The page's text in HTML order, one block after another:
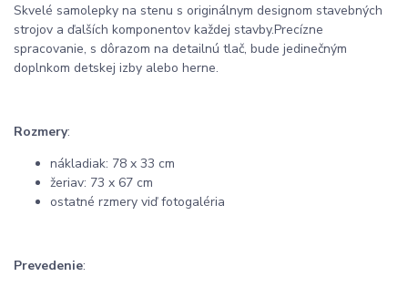
Skvelé samolepky na stenu s originálnym designom stavebných
strojov a ďalších komponentov každej stavby.Precízne
spracovanie, s dôrazom na detailnú tlač, bude jedinečným
doplnkom detskej izby alebo herne.
Rozmery:
nákladiak: 78 x 33 cm
žeriav: 73 x 67 cm
ostatné rzmery viď fotogaléria
Prevedenie: